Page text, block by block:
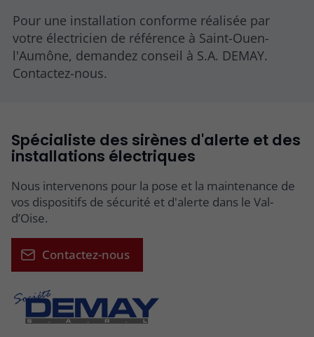
Pour une installation conforme réalisée par
votre électricien de référence à Saint-Ouen-
l'Aumône, demandez conseil à S.A. DEMAY.
Contactez-nous.
Spécialiste des sirènes d'alerte et des
installations électriques
Nous intervenons pour la pose et la maintenance de
vos dispositifs de sécurité et d'alerte dans le Val-
d’Oise.
Contactez-nous